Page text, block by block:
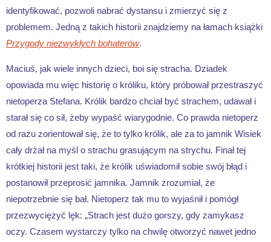
identyfikować, pozwoli nabrać dystansu i zmierzyć się z
problemem. Jedną z takich historii znajdziemy na łamach książki
Przygody niezwykłych bohaterów.
Maciuś, jak wiele innych dzieci, boi się stracha. Dziadek
opowiada mu więc historię o króliku, który próbował przestraszyć
nietoperza Stefana. Królik bardzo chciał być strachem, udawał i
starał się co sił, żeby wypaść wiarygodnie. Co prawda nietoperz
od razu zorientował się, że to tylko królik, ale za to jamnik Wisiek
cały drżał na myśl o strachu grasującym na strychu. Finał tej
krótkiej historii jest taki, że królik uświadomił sobie swój błąd i
postanowił przeprosić jamnika. Jamnik zrozumiał, że
niepotrzebnie się bał. Nietoperz tak mu to wyjaśnił i pomógł
przezwyciężyć lęk: „Strach jest dużo gorszy, gdy zamykasz
oczy. Czasem wystarczy tylko na chwilę otworzyć nawet jedno